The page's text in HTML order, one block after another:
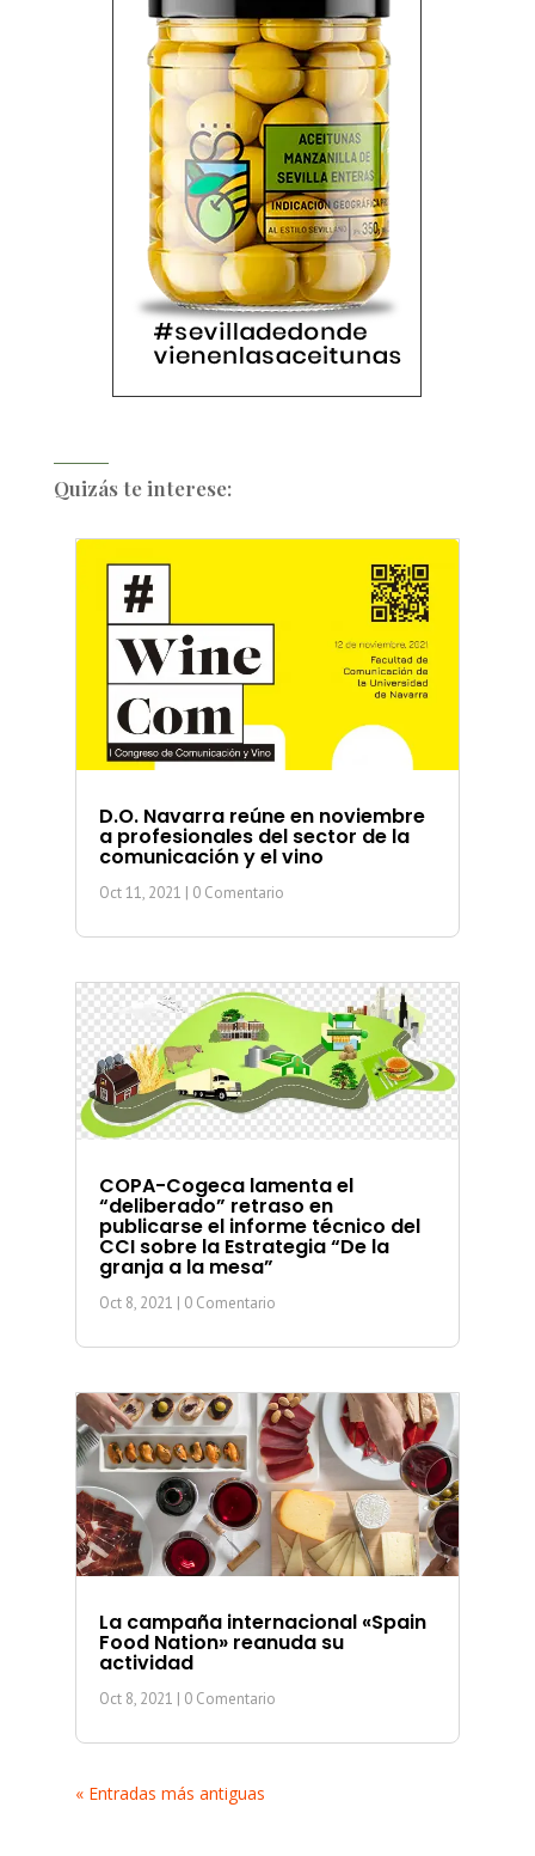
Quizás te interese:
D.O. Navarra reúne en noviembre
a profesionales del sector de la
comunicación y el vino
Oct 11, 2021 | 0 Comentario
COPA-Cogeca lamenta el
“deliberado” retraso en
publicarse el informe técnico del
CCI sobre la Estrategia “De la
granja a la mesa”
Oct 8, 2021 | 0 Comentario
La campaña internacional «Spain
Food Nation» reanuda su
actividad
Oct 8, 2021 | 0 Comentario
« Entradas más antiguas